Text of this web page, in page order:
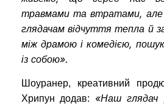
травмами та втратами, але
глядачам відчуття тепла й
між драмою і комедією,
із собою».
Шоуранер, креативний
Хрипун додав: «Наш глядач